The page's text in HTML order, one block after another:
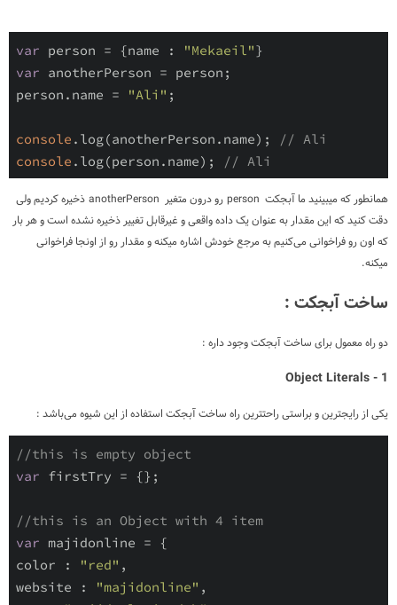
var person = {name : "Mekaeil"
var anotherPerson = person;
person.name =
"Ali" ;
console .log(anotherPerson.name);
// Ali
console .log(person.name); // Ali
همانطور که میبینید ما آبجکت person رو درون متغیر anotherPerson ذخیره کردیم ولی
دقت کنید که این مقدار به عنوان یک داده واقعی و غیرقابل تغییر ذخیره نشده است و هر بار
که اون رو فراخوانی می‌کنیم به مرجع خودش اشاره میکنه و مقدار رو از اونجا فراخوانی
میکنه.
ساخت آبجکت :
دو راه معمول برای ساخت آبجکت وجود داره :
1 -
Object Literals
یکی از رایجترین و براستی راحتترین راه ساخت آبجکت استفاده از این شیوه می‌باشد :
//this is empty object
var firstTry = {};
//this is an Object with 4 item
var majidonline = {
color :
"red" ,
website :
"majidonline" ,